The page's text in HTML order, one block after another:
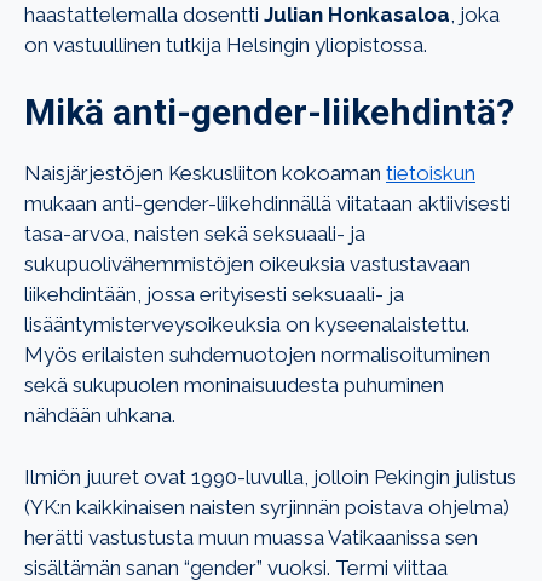
haastattelemalla dosentti Julian Honkasaloa , joka
on vastuullinen tutkija Helsingin yliopistossa.
Mikä anti-gender-liikehdintä?
Naisjärjestöjen Keskusliiton kokoaman tietoiskun
mukaan anti-gender-liikehdinnällä viitataan aktiivisesti
tasa-arvoa, naisten sekä seksuaali- ja
sukupuolivähemmistöjen oikeuksia vastustavaan
liikehdintään, jossa erityisesti seksuaali- ja
lisääntymisterveysoikeuksia on kyseenalaistettu.
Myös erilaisten suhdemuotojen normalisoituminen
sekä sukupuolen moninaisuudesta puhuminen
nähdään uhkana.
Ilmiön juuret ovat 1990-luvulla, jolloin Pekingin julistus
(YK:n kaikkinaisen naisten syrjinnän poistava ohjelma)
herätti vastustusta muun muassa Vatikaanissa sen
sisältämän sanan “gender” vuoksi. Termi viittaa